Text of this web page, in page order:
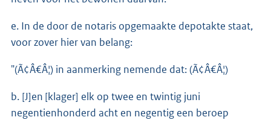
e. In de door de notaris opgemaakte depotakte staat,
voor zover hier van belang:
"(Ã¢Â€Â¦) in aanmerking nemende dat: (Ã¢Â€Â¦)
b. [J]en [klager] elk op twee en twintig juni
negentienhonderd acht en negentig een beroep